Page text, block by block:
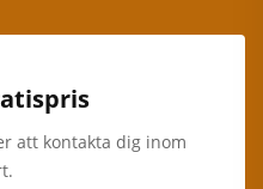
att kontakta dig inom